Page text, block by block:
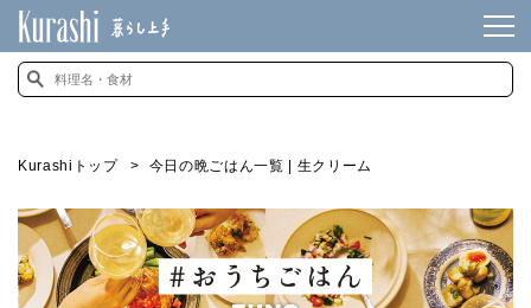
Kurashiトップ 今日の晩ごはん一覧 | 生クリーム